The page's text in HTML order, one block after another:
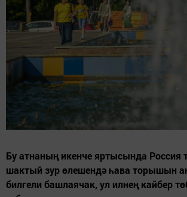
Бу атнаның икенче яртысында Россия
шактый зур өлешендә һава торышын
билгели башлаячак, ул илнең кайбер